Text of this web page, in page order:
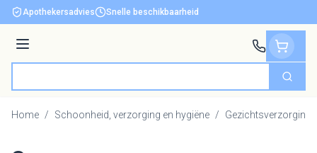
Ga naar de inhoud
Apothekersadvies Snelle beschikbaarheid
Menu
Zoek
Home / Schoonheid, verzorging en hygiëne / Gezichtsverzorging